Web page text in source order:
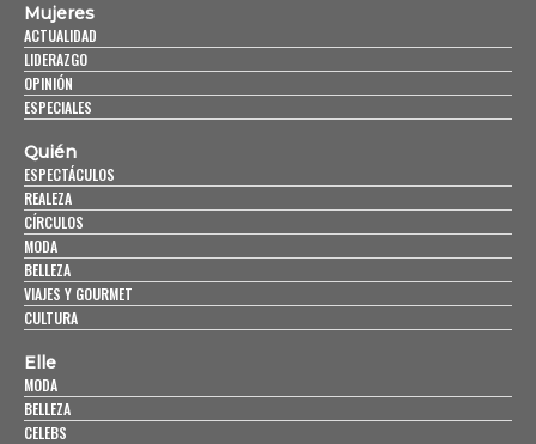
Mujeres
ACTUALIDAD
LIDERAZGO
OPINIÓN
ESPECIALES
Quién
ESPECTÁCULOS
REALEZA
CÍRCULOS
MODA
BELLEZA
VIAJES Y GOURMET
CULTURA
Elle
MODA
BELLEZA
CELEBS